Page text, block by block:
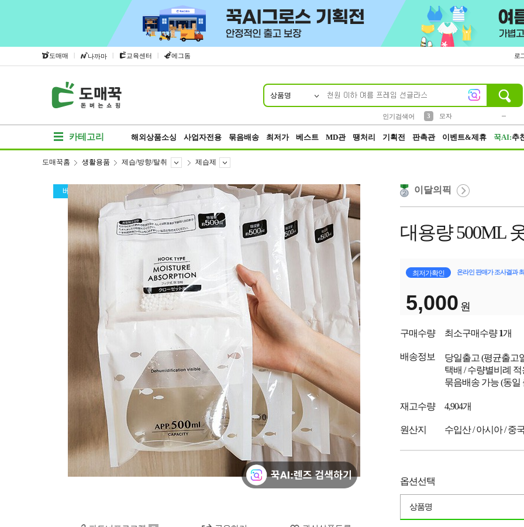
도매매 | 나까마 | 교육센터 | 에그돔 로
상품명
인기검색어
4
미니
23
카테고리 해외상품소싱 사업자전용 묶음배송 최저가 베스트 MD관 땡처리 기획전 판촉관 이벤트&제휴 꾹AI:추
도매꾹홈 생활용품 제습/방향/탈취 제습제
베스트 이달의픽
대용량 500ML
최저가확인 온라인 판매가 조사결과
5,000 원
구매수량 최소구매수량1개
배송정보 당일출고 (평균출고
택배 / 수량별비례
묶음배송 가능 (동일
재고수량 4,904개
원산지 수입산 / 아시아 / 중
옵션선택
상품명